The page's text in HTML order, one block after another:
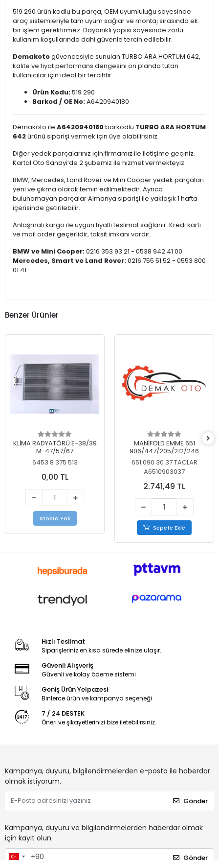
519 290 ürün kodlu bu parça, OEM uyumluluğu sayesinde
araç sistemleriyle tam uyum sağlar ve montaj sırasında ek
bir işlem gerektirmez. Dayanıklı yapısı sayesinde zorlu
kullanım koşullarında dahi güvenle tercih edilebilir.
Demakotogüvencesiyle sunulan TURBO ARA HORTUM 642,
kalite ve fiyat performans dengesini ön planda tutan
kullanıcılar için ideal bir tercihtir.
Ürün Kodu:519 290
Barkod / OE No:A6420940180
Demakoto ile A6420940180barkodlu TURBO ARA HORTUM
642ürünü siparişi vermek için üye olabilirsiniz.
Diğer yedek parçalarınız için firmamız ile iletişime geçiniz.
Kartal Oto Sanayi’de 2 şubemiz ile hizmet vermekteyiz.
BMW, Mercedes, Land Rover ve Mini Cooper yedek parçaları
yeni ve çıkma olarak temin edilmektedir. Ayrıca
bulunamayan parçalar Almanya siparişi ile yaklaşık 1 hafta
içerisinde getirilebilir.
Anlaşmalı kargo ile uygun fiyatlı teslimat sağlanır. Kredi kartı
ve mail order geçerlidir, taksit imkanı vardır.
BMW ve Mini Cooper:0216 353 93 21 - 0538 942 41 00
Mercedes, Smart ve Land Rover:0216 755 51 52 - 0553 800
01 41
Benzer Ürünler
KLİMA RADYATÖRÜ E-38/39
M-47/57/67
6453 8 375 513
0,00 TL
Stokta Yok
MANİFOLD EMME 651
906/447/205/212/246
KELEBEKSİZ
651 090 30 37 TACLAR
A6510903037
2.741,49 TL
Sepete Ekle
Hızlı Teslimat
Siparişleriniz en kısa sürede elinize ulaşır.
Güvenli Alışveriş
Güvenli ve kolay ödeme sistemi
Geniş Ürün Yelpazesi
Binlerce ürün ve kampanya seçeneği
7 / 24 DESTEK
Öneri ve şikayetlerinizi bize iletebilirsiniz.
Kampanya, duyuru, bilgilendirmelerden e-posta ile haberdar
olmak istiyorum.
Gönder
Kampanya, duyuru ve bilgilendirmelerden haberdar olmak
için kayıt olun.
Gönder